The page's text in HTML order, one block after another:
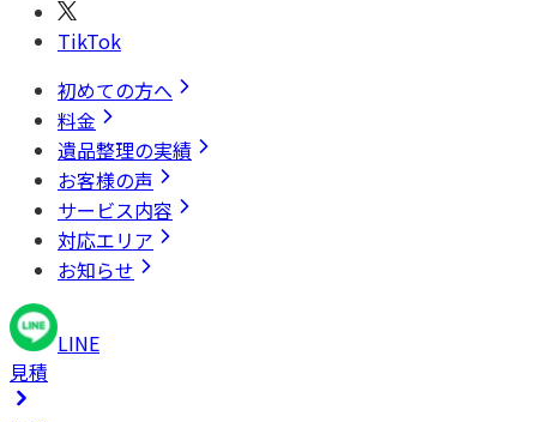
TikTok
初めての方へ
料金
遺品整理の実績
お客様の声
サービス内容
対応エリア
お知らせ
LINE
見積